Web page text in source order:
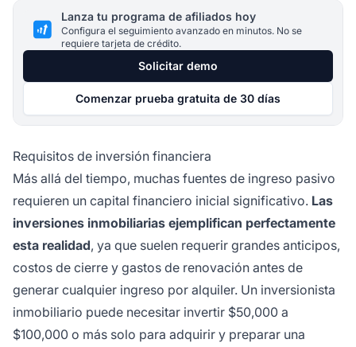
Lanza tu programa de afiliados hoy
Configura el seguimiento avanzado en minutos. No se
requiere tarjeta de crédito.
Solicitar demo
Comenzar prueba gratuita de 30 días
Requisitos de inversión financiera
Más allá del tiempo, muchas fuentes de ingreso pasivo
requieren un capital financiero inicial significativo. Las
inversiones inmobiliarias ejemplifican perfectamente
esta realidad, ya que suelen requerir grandes anticipos,
costos de cierre y gastos de renovación antes de
generar cualquier ingreso por alquiler. Un inversionista
inmobiliario puede necesitar invertir $50,000 a
$100,000 o más solo para adquirir y preparar una